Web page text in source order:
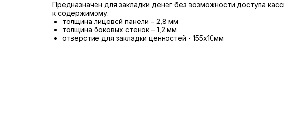
Предназначен для закладки денег без возможности доступа
к содержимому.
толщина лицевой панели – 2,8 мм
толщина боковых стенок – 1,2 мм
отверстие для закладки ценностей - 155х10мм